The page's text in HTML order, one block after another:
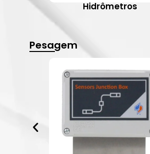
Hidrômetros
Pesagem